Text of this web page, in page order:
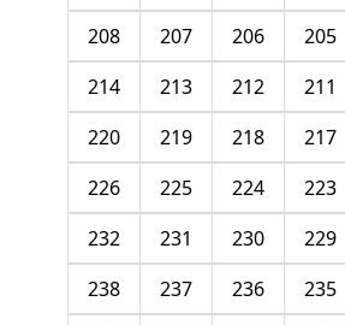
205
206
207
208
211
212
213
214
217
218
219
220
223
224
225
226
229
230
231
232
235
236
237
238